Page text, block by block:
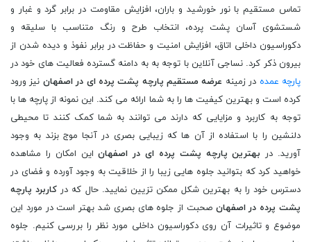
تماس مستقیم با نور خورشید و باران، افزایش مقاومت در برابر گرد و غبار و
شستشوی آسان پشت پرده، انتخاب طرح و رنگ متناسب با سلیقه و
دکوراسیون داخلی اتاق، افزایش امنیت و حفاظت در برابر نفوذ و دیده شدن از
بیرون ذکر کرد. نساجی آنلاین با توجه به به دامنه گسترده فعالیت های خود در
پارچه عمده در زمینه عرضه مستقیم پارچه پشت پرده ای در اصفهان نیز ورود
کرده است و بهترین کیفیت ها را به شما ارائه می کند. این نمونه از پارچه ها با
توجه به کاربرد و مزایایی که دارند می توانند به شما کمک کنند تا محیطی
دلنشین را با استفاده از آن ها که زیبایی بصری در آنجا موج بزند به وجود
آورید. در بهترین پارچه پشت پرده ای در اصفهاناین امکان را مشاهده
خواهید کرد که بتوانید جلوه هایی زیبا را از خلاقیت به وجود آورده و فضای در
دسترس خود را به بهترین شکل ممکن تزیین نمایید. حال که در کاربرد پارچه
پشت پرده در اصفهان صحبت از جلوه های بصری شد بهتر است در مورد این
موضوع و تاثیرات آن روی دکوراسیون داخلی مورد نظر را بررسی کنیم. جلوه